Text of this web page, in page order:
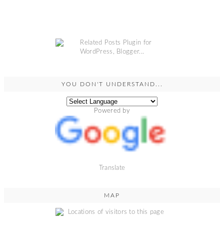
YOU DON'T UNDERSTAND...
Powered by
Translate
MAP